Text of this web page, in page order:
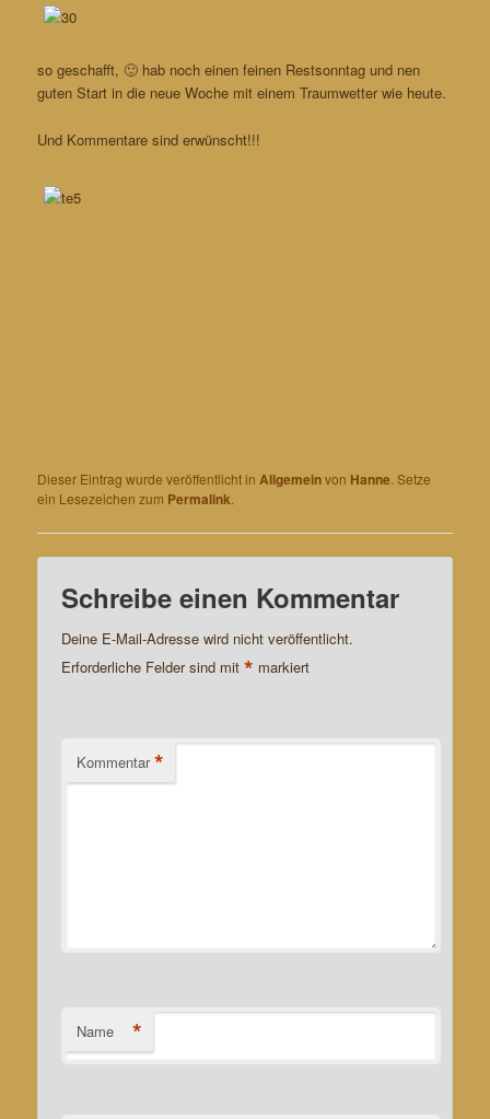
so geschafft, 🙂 hab noch einen feinen Restsonntag und nen
guten Start in die neue Woche mit einem Traumwetter wie heute.
Und Kommentare sind erwünscht!!!
Dieser Eintrag wurde veröffentlicht inAllgemeinvon Hanne. Setze
ein Lesezeichen zum Permalink.
Schreibe einen Kommentar
Deine E-Mail-Adresse wird nicht veröffentlicht.
Erforderliche Felder sind mit* markiert
Kommentar *
Name *